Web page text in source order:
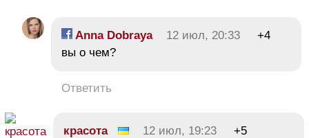
Anna Dobraya 12 июл, 20:33
+4
вы о чем?
Ответить
красота 12 июл, 19:23
+5